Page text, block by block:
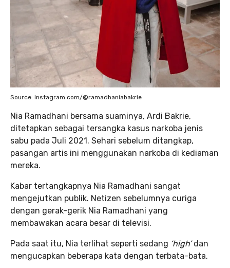
Source: Instagram.com/@ramadhaniabakrie
Nia Ramadhani bersama suaminya, Ardi Bakrie,
ditetapkan sebagai tersangka kasus narkoba jenis
sabu pada Juli 2021. Sehari sebelum ditangkap,
pasangan artis ini menggunakan narkoba di kediaman
mereka.
Kabar tertangkapnya Nia Ramadhani sangat
mengejutkan publik. Netizen sebelumnya curiga
dengan gerak-gerik Nia Ramadhani yang
membawakan acara besar di televisi.
Pada saat itu, Nia terlihat seperti sedang ‘high’dan
mengucapkan beberapa kata dengan terbata-bata.